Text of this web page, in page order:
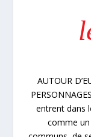
AUTOUR
entrent dans
comme